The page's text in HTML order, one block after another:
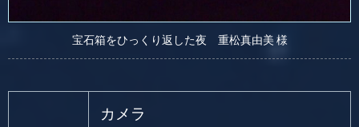
宝石箱をひっくり返した夜 重松真由美 様
カメラ